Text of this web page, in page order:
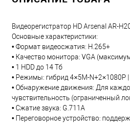
Видеорегистратор HD Arsenal AR-
Основные характеристики:
• Формат видеосжатия: Н.265+
• Качество монитора: VGA
• 1 HDD до 14 Тб
• Режимы: гибрид 4×5M-N+2×1080P
• Обнаружение движения: Для
чувствительность (ограниченный
• Сжатие звука: G.711A
• Переговорное устройство: